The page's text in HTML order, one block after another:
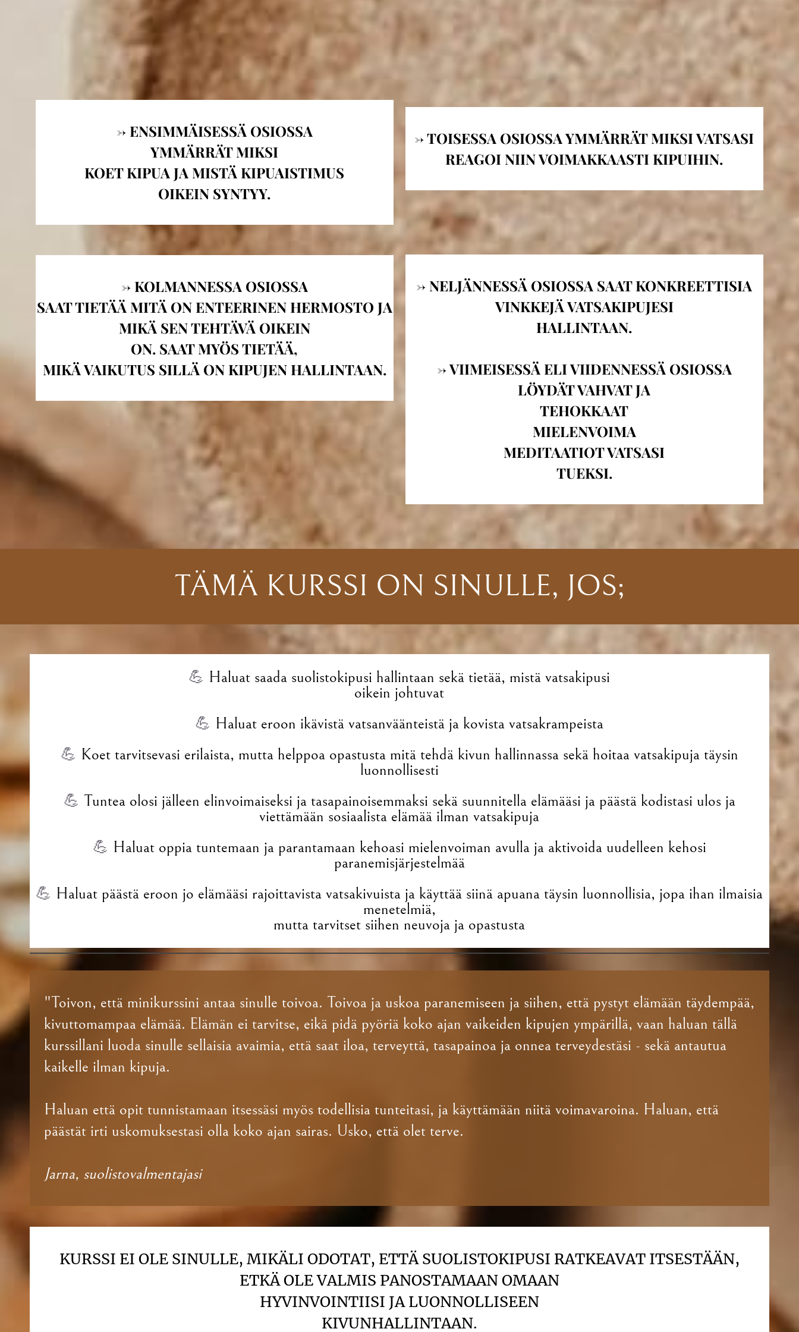
-> ENSIMMÄISESSÄ OSIOSSA
YMMÄRRÄT MIKSI
KOET KIPUA JA MISTÄ KIPUAISTIMUS
OIKEIN SYNTYY.
-> TOISESSA OSIOSSA YMMÄRRÄT MIKSI VATSASI
REAGOI NIIN VOIMAKKAASTI KIPUIHIN.
-> KOLMANNESSA OSIOSSA
SAAT TIETÄÄ MITÄ ON ENTEERINEN HERMOSTO JA
MIKÄ SEN TEHTÄVÄ OIKEIN
ON. SAAT MYÖS TIETÄÄ,
MIKÄ VAIKUTUS SILLÄ ON KIPUJEN HALLINTAAN.
-> NELJÄNNESSÄ OSIOSSA SAAT KONKREETTISIA
VINKKEJÄ VATSAKIPUJESI
HALLINTAAN.
-> VIIMEISESSÄ ELI VIIDENNESSÄ OSIOSSA
LÖYDÄT VAHVAT JA
TEHOKKAAT
MIELENVOIMA
MEDITAATIOT VATSASI
TUEKSI.
TÄMÄ KURSSI ON SINULLE, JOS;
💪 Haluat saada suolistokipusi hallintaan sekä tietää, mistä vatsakipusi
oikein johtuvat
💪 Haluat eroon ikävistä vatsanväänteistä ja kovista vatsakrampeista
💪 Koet tarvitsevasi erilaista, mutta helppoa opastusta mitä tehdä kivun hallinnassa sekä hoitaa vatsakipuja täysin
luonnollisesti
💪 Tuntea olosi jälleen elinvoimaiseksi ja tasapainoisemmaksi sekä suunnitella elämääsi ja päästä kodistasi ulos ja
viettämään sosiaalista elämää ilman vatsakipuja
💪 Haluat oppia tuntemaan ja parantamaan kehoasi mielenvoiman avulla ja aktivoida uudelleen kehosi
paranemisjärjestelmää
💪 Haluat päästä eroon jo elämääsi rajoittavista vatsakivuista ja käyttää siinä apuana täysin luonnollisia, jopa ihan ilmaisia
menetelmiä,
mutta tarvitset siihen neuvoja ja opastusta
"Toivon, että minikurssini antaa sinulle toivoa. Toivoa ja uskoa paranemiseen ja siihen, että pystyt elämään täydempää,
kivuttomampaa elämää. Elämän ei tarvitse, eikä pidä pyöriä koko ajan vaikeiden kipujen ympärillä, vaan haluan tällä
kurssillani luoda sinulle sellaisia avaimia, että saat iloa, terveyttä, tasapainoa ja onnea terveydestäsi - sekä antautua
kaikelle ilman kipuja.
Haluan että opit tunnistamaan itsessäsi myös todellisia tunteitasi, ja käyttämään niitä voimavaroina. Haluan, että
päästät irti uskomuksestasi olla koko ajan sairas. Usko, että olet terve.
Jarna, suolistovalmentajasi
KURSSI EI OLE SINULLE, MIKÄLI ODOTAT, ETTÄ SUOLISTOKIPUSI RATKEAVAT ITSESTÄÄN,
ETKÄ OLE VALMIS PANOSTAMAAN OMAAN
HYVINVOINTIISI JA LUONNOLLISEEN
KIVUNHALLINTAAN.